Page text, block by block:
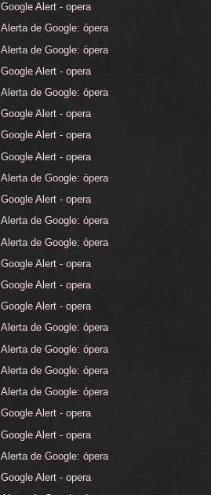
Google Alert - opera
Alerta de Google: ópera
Alerta de Google: ópera
Google Alert - opera
Alerta de Google: ópera
Google Alert - opera
Google Alert - opera
Google Alert - opera
Alerta de Google: ópera
Google Alert - opera
Alerta de Google: ópera
Alerta de Google: ópera
Google Alert - opera
Google Alert - opera
Google Alert - opera
Alerta de Google: ópera
Alerta de Google: ópera
Alerta de Google: ópera
Alerta de Google: ópera
Google Alert - opera
Google Alert - opera
Alerta de Google: ópera
Google Alert - opera